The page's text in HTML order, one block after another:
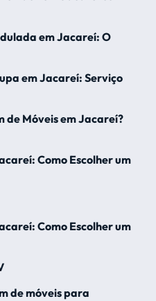
em Jacareí: O
em Jacareí: Serviço
de Móveis em Jacareí?
Como Escolher um
Como Escolher um
de móveis para